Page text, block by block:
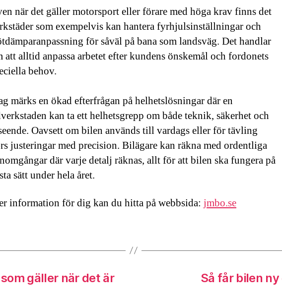
när det gäller motorsport eller förare med höga krav finns det
som exempelvis kan hantera fyrhjulsinställningar och
för såväl på bana som landsväg. Det handlar
att alltid anpassa arbetet efter kundens önskemål och fordonets
behov.
märks en ökad efterfrågan på helhetslösningar där en
kan ta ett helhetsgrepp om både teknik, säkerhet och
Oavsett om bilen används till vardags eller för tävling
justeringar med precision. Bilägare kan räkna med ordentliga
där varje detalj räknas, allt för att bilen ska fungera på
sätt under hela året.
information för dig kan du hitta på webbsida: jmbo.se
gäller när det är
Så får bilen